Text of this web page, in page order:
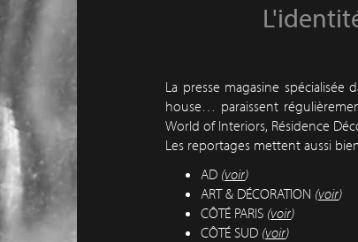
La presse magasine
house… paraissent
World of Interiors, Résidence
Les reportages mettent aussi
AD (voir)
ART & DÉCORATION (voir)
CÔTÉ PARIS (voir)
CÔTÉ SUD (voir)